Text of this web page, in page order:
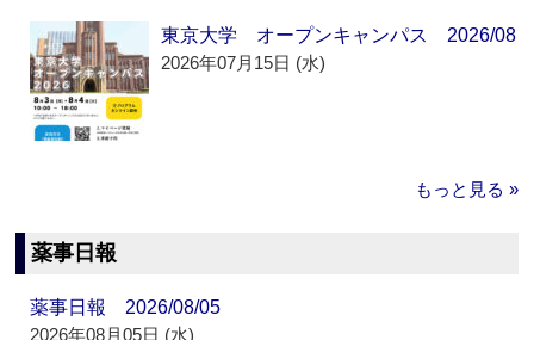
東京大学 オープンキャンパス 2026/08
2026年07月15日 (水)
もっと見る »
薬事日報
薬事日報 2026/08/05
2026年08月05日 (水)